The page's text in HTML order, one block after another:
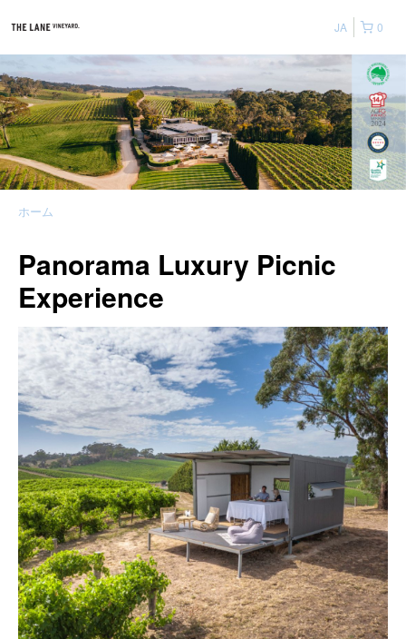
0
JA
ホーム
Panorama Luxury Picnic
Experience